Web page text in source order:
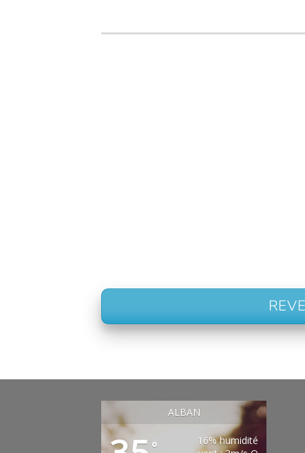
ALBAN
°
16% humidité